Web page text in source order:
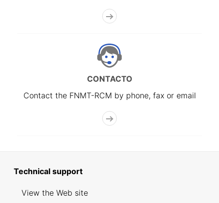
CONTACTO
Contact the FNMT-RCM by phone, fax or email
Technical support
View the Web site